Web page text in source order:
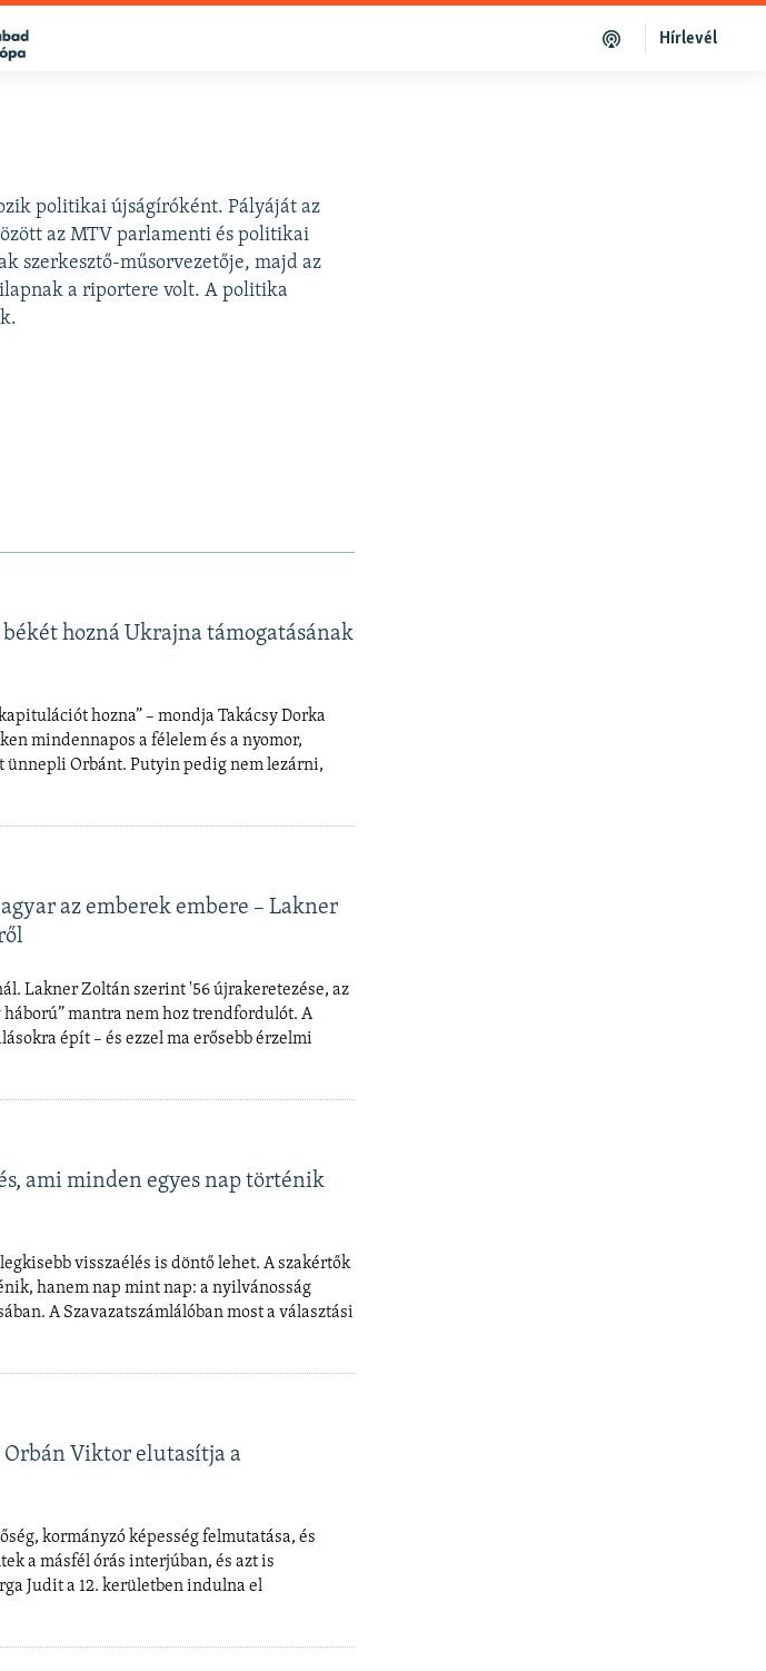
Hírlevél
politikai újságíróként. Pályáját az
az MTV parlamenti és politikai
szerkesztő-műsorvezetője, majd az
a riportere volt. A politika
hozná Ukrajna támogatásának
hozna” – mondja Takácsy Dorka
mindennapos a félelem és a nyomor,
ünnepli Orbánt. Putyin pedig nem lezárni,
az emberek embere – Lakner
Lakner Zoltán szerint '56 újrakeretezése, az
háború” mantra nem hoz trendfordulót. A
épít – és ezzel ma erősebb érzelmi
ami minden egyes nap történik
visszaélés is döntő lehet. A szakértők
hanem nap mint nap: a nyilvánosság
A Szavazatszámlálóban most a választási
Orbán Viktor elutasítja a
kormányzó képesség felmutatása, és
a másfél órás interjúban, és azt is
Judit a 12. kerületben indulna el